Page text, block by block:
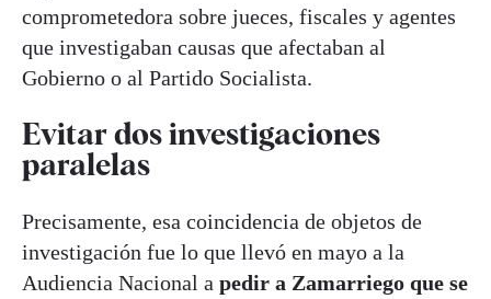
comprometedora sobre jueces, fiscales y agentes
que investigaban causas que afectaban al
Gobierno o al Partido Socialista.
Evitar dos investigaciones
paralelas
Precisamente, esa coincidencia de objetos de
investigación fue lo que llevó en mayo a la
Audiencia Nacional a pedir a Zamarriego que se